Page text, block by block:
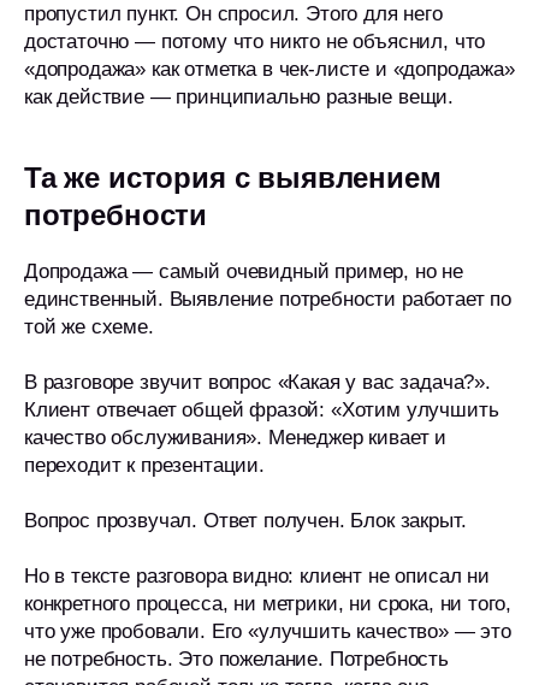
пропустил пункт. Он спросил. Этого для него
достаточно — потому что никто не объяснил, что
«допродажа» как отметка в чек-листе и «допродажа»
как действие — принципиально разные вещи.
Та же история с выявлением
потребности
Допродажа — самый очевидный пример, но не
единственный. Выявление потребности работает по
той же схеме.
В разговоре звучит вопрос «Какая у вас задача?».
Клиент отвечает общей фразой: «Хотим улучшить
качество обслуживания». Менеджер кивает и
переходит к презентации.
Вопрос прозвучал. Ответ получен. Блок закрыт.
Но в тексте разговора видно: клиент не описал ни
конкретного процесса, ни метрики, ни срока, ни того,
что уже пробовали. Его «улучшить качество» — это
не потребность. Это пожелание. Потребность